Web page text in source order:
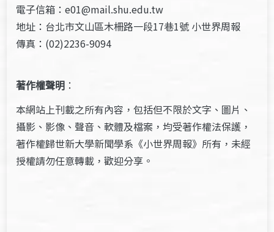
電子信箱：e01@mail.shu.edu.tw
地址：台北市文山區木柵路一段17巷1號 小世界周報
傳真：(02)2236-9094
著作權聲明 ：
本網站上刊載之所有內容，包括但不限於文字、圖片、
攝影、影像、聲音、軟體及檔案，均受著作權法保護，
著作權歸世新大學新聞學系《小世界周報》所有，未經
授權請勿任意轉載，歡迎分享。